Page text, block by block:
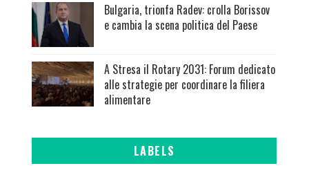
Bulgaria, trionfa Radev: crolla Borissov
e cambia la scena politica del Paese
A Stresa il Rotary 2031: Forum dedicato
alle strategie per coordinare la filiera
alimentare
LABELS